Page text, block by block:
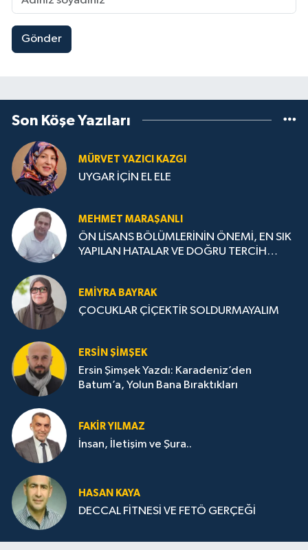
Gönder
Son Köşe Yazıları
MÜRVET YAZICI KAZGI
UYGAR İÇİN EL ELE
MEHMET MARAŞANLI
ÖN LİSANS BÖLÜMLERİNİN ÖNEMİ, EN SIK
YAPILAN HATALAR VE DOĞRU TERCİH
EMIYRA BAYRAK
ÇOCUKLAR ÇİÇEKTİR SOLDURMAYALIM
ERSIN ŞIMŞEK
Ersin Şimşek Yazdı: Karadeniz’den
Batum’a, Yolun Bana Bıraktıkları
FAKIR YILMAZ
İnsan, İletişim ve Şura..
HASAN KAYA
DECCAL FİTNESİ VE FETÖ GERÇEĞİ